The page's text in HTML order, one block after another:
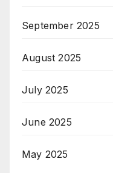
September 2025
August 2025
July 2025
June 2025
May 2025